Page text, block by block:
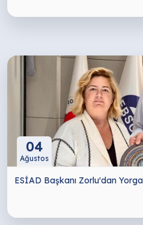
04
Ağustos
ESİAD Başkanı Zorlu'dan